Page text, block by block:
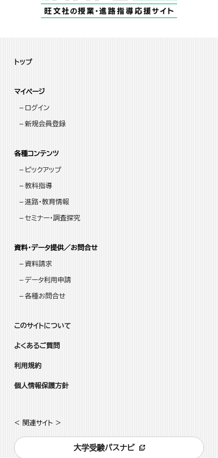
トップ
マイページ
ログイン
新規会員登録
各種コンテンツ
ピックアップ
教科指導
進路・教育情報
セミナー・調査探究
資料・データ提供／お問合せ
資料請求
データ利用申請
各種お問合せ
このサイトについて
よくあるご質問
利用規約
個人情報保護方針
< 関連サイト >
大学受験パスナビ